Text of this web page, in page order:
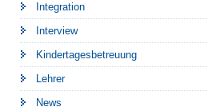
Integration
Interview
Kindertagesbetreuung
Lehrer
News